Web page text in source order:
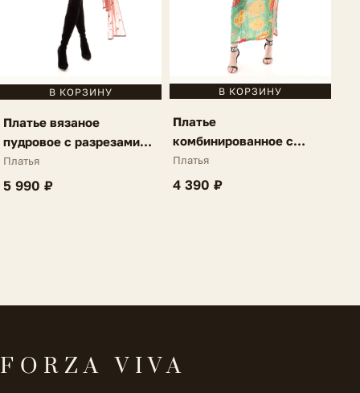
В КОРЗИНУ
Платье вязаное
пудровое с разрезами
Luciella
Платья
5 990 ₽
В КОРЗИНУ
Платье
комбинированное с
разрезами зеленый-
черный Catena
Платья
4 390 ₽
FORZA VIVA